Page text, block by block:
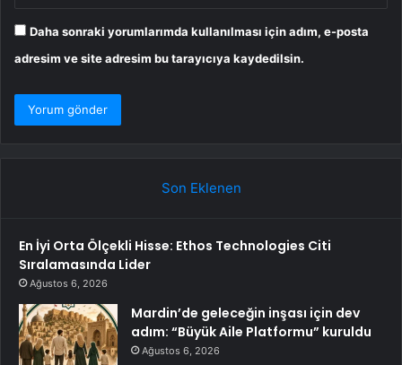
Daha sonraki yorumlarımda kullanılması için adım, e-posta
adresim ve site adresim bu tarayıcıya kaydedilsin.
Son Eklenen
En İyi Orta Ölçekli Hisse: Ethos Technologies Citi
Sıralamasında Lider
Ağustos 6, 2026
Mardin’de geleceğin inşası için dev
adım: “Büyük Aile Platformu” kuruldu
Ağustos 6, 2026